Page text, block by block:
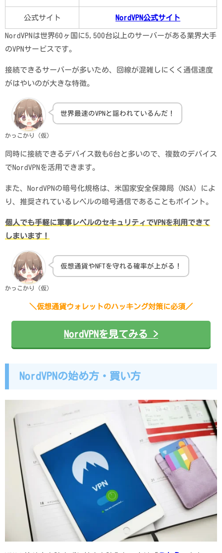
公式サイト NordVPN公式サイト
NordVPNは世界60ヶ国に5,500台以上のサーバーがある業界大手
のVPNサービスです。
接続できるサーバーが多いため、回線が混雑しにくく通信速度
がはやいのが大きな特徴。
かっこかり（仮）
世界最速のVPNと謡われているんだ！
同時に接続できるデバイス数も6台と多いので、複数のデバイス
でNordVPNを活用できます。
また、NordVPNの暗号化規格は、米国家安全保障局（NSA）によ
り、推奨されているレベルの暗号通信であることもポイント。
個人でも手軽に軍事レベルのセキュリティでVPNを利用できて
しまいます！
かっこかり（仮）
仮想通貨やNFTを守れる確率が上がる！
＼仮想通貨ウォレットのハッキング対策に必須／
NordVPNを見てみる >
NordVPNの始め方・買い方